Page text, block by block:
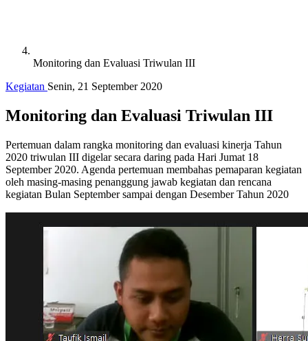
Monitoring dan Evaluasi Triwulan III
Kegiatan Senin, 21 September 2020
Monitoring dan Evaluasi Triwulan III
Pertemuan dalam rangka monitoring dan evaluasi kinerja Tahun
2020 triwulan III digelar secara daring pada Hari Jumat 18
September 2020. Agenda pertemuan membahas pemaparan kegiatan
oleh masing-masing penanggung jawab kegiatan dan rencana
kegiatan Bulan September sampai dengan Desember Tahun 2020